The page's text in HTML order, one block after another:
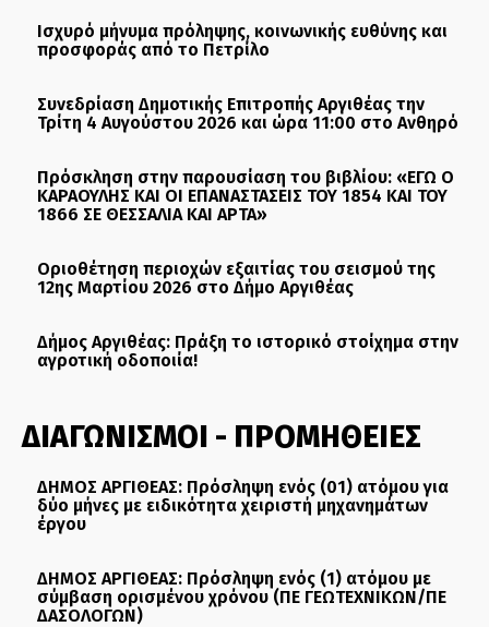
Ισχυρό μήνυμα πρόληψης, κοινωνικής ευθύνης και
προσφοράς από το Πετρίλο
Συνεδρίαση Δημοτικής Επιτροπής Αργιθέας την
Τρίτη 4 Αυγούστου 2026 και ώρα 11:00 στο Ανθηρό
Πρόσκληση στην παρουσίαση του βιβλίου: «ΕΓΩ Ο
ΚΑΡΑΟΥΛΗΣ ΚΑΙ ΟΙ ΕΠΑΝΑΣΤΑΣΕΙΣ ΤΟΥ 1854 ΚΑΙ ΤΟΥ
1866 ΣΕ ΘΕΣΣΑΛΙΑ ΚΑΙ ΑΡΤΑ»
Οριοθέτηση περιοχών εξαιτίας του σεισμού της
12ης Μαρτίου 2026 στο Δήμο Αργιθέας
Δήμος Αργιθέας: Πράξη το ιστορικό στοίχημα στην
αγροτική οδοποιία!
ΔΙΑΓΩΝΙΣΜΟΙ - ΠΡΟΜΗΘΕΙΕΣ
ΔΗΜΟΣ ΑΡΓΙΘΕΑΣ: Πρόσληψη ενός (01) ατόμου για
δύο μήνες με ειδικότητα χειριστή μηχανημάτων
έργου
ΔΗΜΟΣ ΑΡΓΙΘΕΑΣ: Πρόσληψη ενός (1) ατόμου με
σύμβαση ορισμένου χρόνου (ΠΕ ΓΕΩΤΕΧΝΙΚΩΝ/ΠΕ
ΔΑΣΟΛΟΓΩΝ)